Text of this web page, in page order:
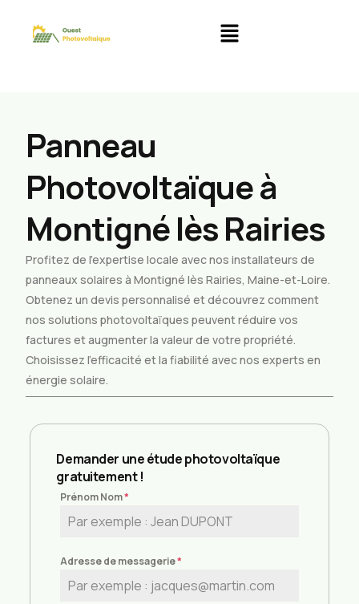
Panneau
Photovoltaïque à
Montigné lès Rairies
Profitez de l’expertise locale avec nos installateurs de
panneaux solaires à Montigné lès Rairies, Maine-et-Loire.
Obtenez un devis personnalisé et découvrez comment
nos solutions photovoltaïques peuvent réduire vos
factures et augmenter la valeur de votre propriété.
Choisissez l’efficacité et la fiabilité avec nos experts en
énergie solaire.
Demander une étude photovoltaïque
gratuitement !
Prénom Nom*
Adresse de messagerie*